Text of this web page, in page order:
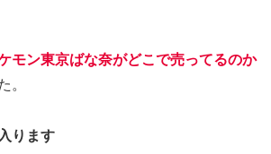
モン東京ばな奈がどこで売ってるのか
。
ります